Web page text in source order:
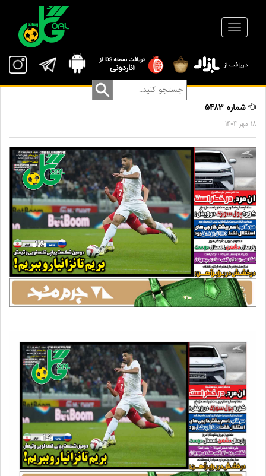
شماره 5483
18 مهر 1404